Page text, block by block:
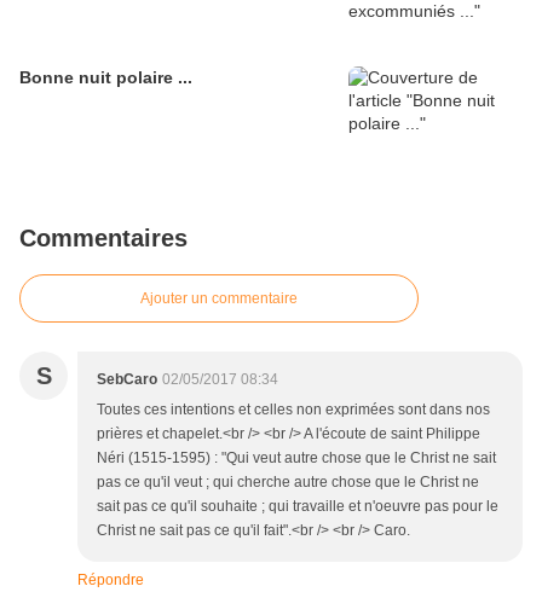
Bonne nuit polaire ...
Commentaires
Ajouter un commentaire
S SebCaro 02/05/2017 08:34
Toutes ces intentions et celles non exprimées sont dans nos
prières et chapelet.<br /> <br /> A l'écoute de saint Philippe
Néri (1515-1595) : "Qui veut autre chose que le Christ ne sait
pas ce qu'il veut ; qui cherche autre chose que le Christ ne
sait pas ce qu'il souhaite ; qui travaille et n'oeuvre pas pour le
Christ ne sait pas ce qu'il fait".<br /> <br /> Caro.
Répondre